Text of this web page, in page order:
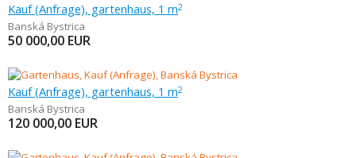
Kauf (Anfrage), gartenhaus, 1 m2
Banská Bystrica
50 000,00 EUR
Kauf (Anfrage), gartenhaus, 1 m2
Banská Bystrica
120 000,00 EUR